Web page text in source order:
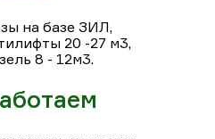
на базе ЗИЛ,
20 -27 м3,
8 - 12м3.